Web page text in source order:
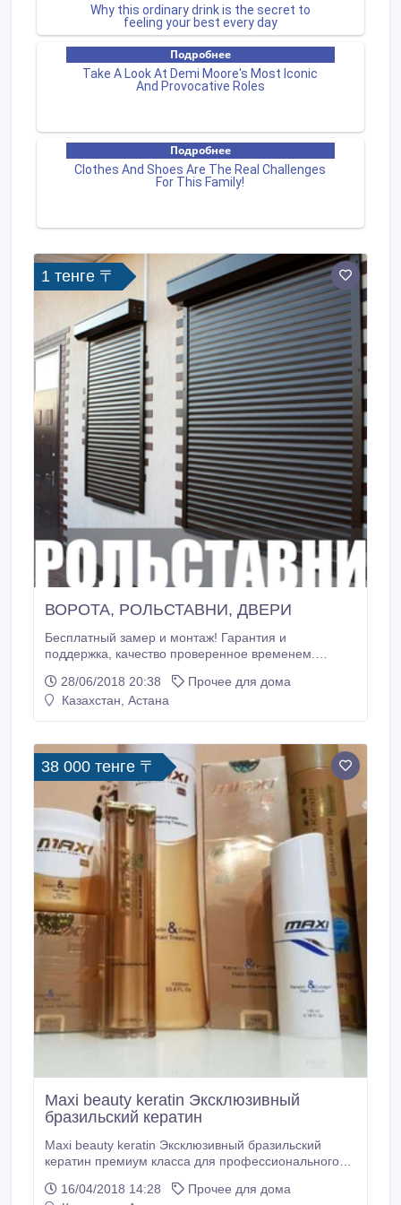
1 тенге 〒
ВОРОТА, РОЛЬСТАВНИ, ДВЕРИ
Бесплатный замер и монтаж! Гарантия и
поддержка, качество проверенное временем.
28/06/2018 20:38
Прочее для дома
Казахстан, Астана
38 000 тенге 〒
Maxi beauty keratin Эксклюзивный
бразильский кератин
Мaxi beauty keratin Эксклюзивный бразильский
кератин премиум класса для профессионального
дистрибьютор по Казахстану 1000мл макси био
16/04/2018 14:28
Прочее для дома